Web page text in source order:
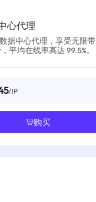
心代理
据中心代理，享受无限带
平均在线率高达 99.5%。
/IP
购买